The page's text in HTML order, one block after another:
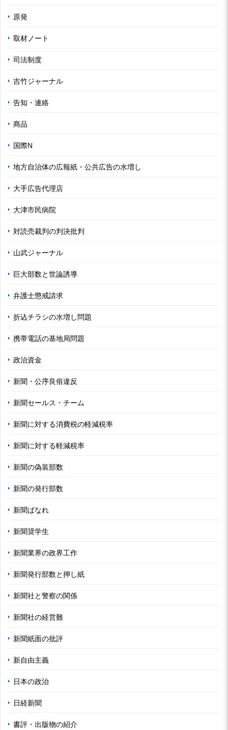
原発
取材ノート
司法制度
吉竹ジャーナル
告知・連絡
商品
国際N
地方自治体の広報紙・公共広告の水増し
大手広告代理店
大津市民病院
対読売裁判の判決批判
山武ジャーナル
巨大部数と世論誘導
弁護士懲戒請求
折込チラシの水増し問題
携帯電話の基地局問題
政治資金
新聞・公序良俗違反
新聞セールス・チーム
新聞に対する消費税の軽減税率
新聞に対する軽減税率
新聞の偽装部数
新聞の発行部数
新聞ばなれ
新聞奨学生
新聞業界の政界工作
新聞発行部数と押し紙
新聞社と警察の関係
新聞社の経営難
新聞紙面の批評
新自由主義
日本の政治
日経新聞
書評・出版物の紹介